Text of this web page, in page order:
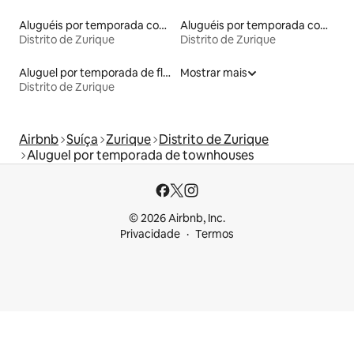
Aluguéis por temporada com acesso ao lago
Distrito de Zurique
Aluguéis por temporada com acesso à praia
Distrito de Zurique
Aluguel por temporada de flats
Distrito de Zurique
Mostrar mais
Airbnb Suíça Zurique Distrito de Zurique
Aluguel por temporada de townhouses
© 2026 Airbnb, Inc.
Privacidade
Termos